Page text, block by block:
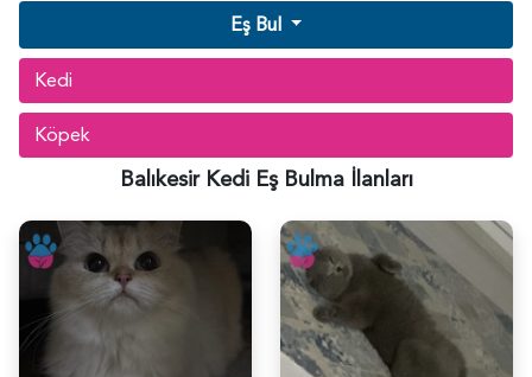
Eş Bul
Kedi
Köpek
Balıkesir Kedi Eş Bulma İlanları